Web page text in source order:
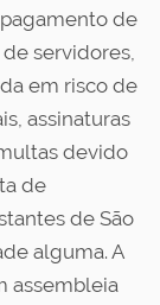
de
servidores,
em risco de
assinaturas
devido
de
de São
alguma. A
assembleia